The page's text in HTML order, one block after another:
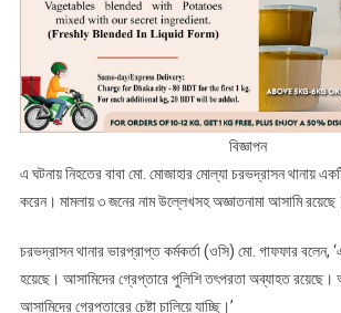
বিজ্ঞাপন
এ ঘটনায় নিহতের বাবা মো. মোজাহার মোল্যা চরভদ্রাসন থানায়
করেন। মামলায় ৩ জনের নাম উল্লেখসহ অজ্ঞাতনামা আসামি
চরভদ্রাসন থানার ভারপ্রাপ্ত কর্মকর্তা (ওসি) মো. গাফফার বলেন,
হয়েছে। আসামিদের গ্রেপ্তারে পুলিশি তৎপরতা অব্যাহত
আসামিদের গ্রেপ্তারের চেষ্টা চালিয়ে যাচ্ছি।’